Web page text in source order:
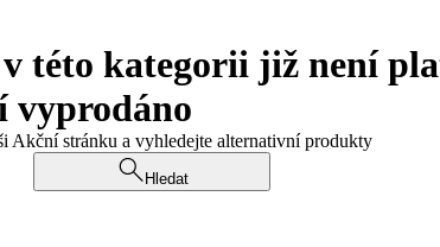
této kategorii již není
vyprodáno
Akční stránku a vyhledejte alternativní produkty
Hledat